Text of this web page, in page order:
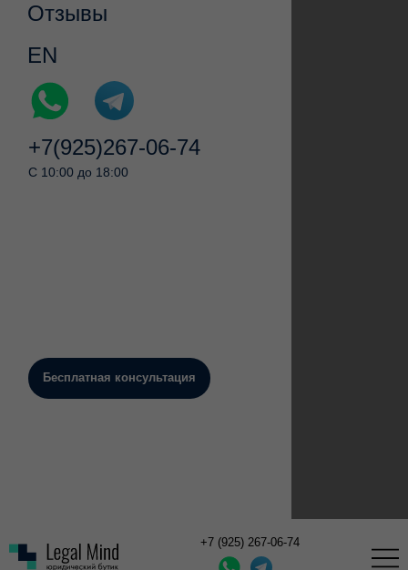
Отзывы
+7(925)267-06-74
C 10:00 до 18:00
Бесплатная консультация
EN
+7 (925) 267-06-74